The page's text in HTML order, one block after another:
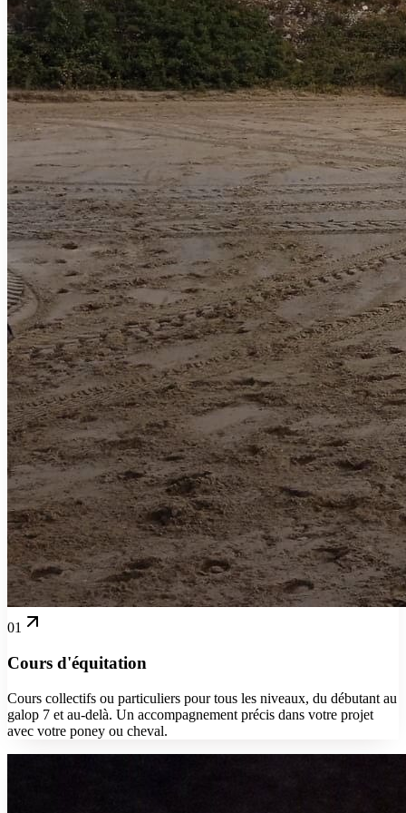
01
Cours d'équitation
Cours collectifs ou particuliers pour tous les niveaux, du débutant au
galop 7 et au-delà. Un accompagnement précis dans votre projet
avec votre poney ou cheval.